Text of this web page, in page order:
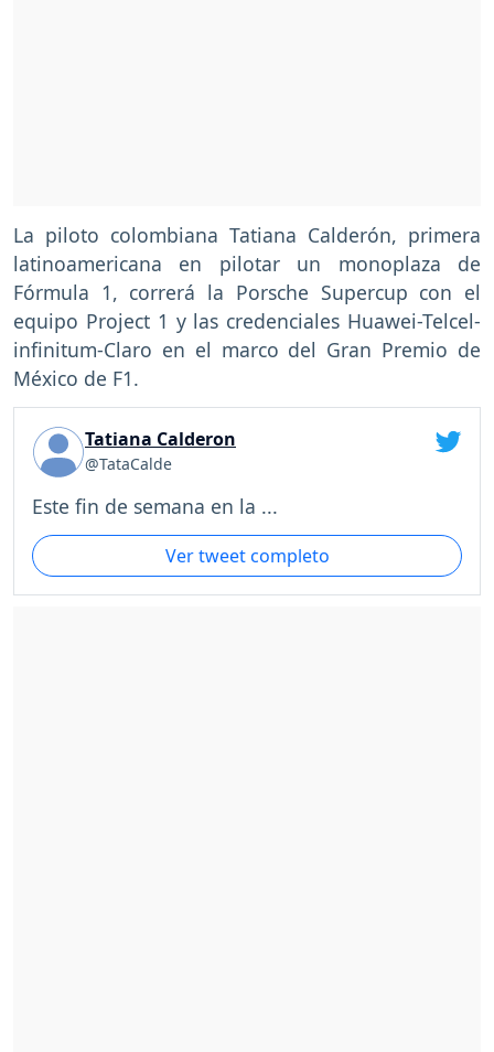
La piloto colombiana Tatiana Calderón, primera
latinoamericana en pilotar un monoplaza de
Fórmula 1, correrá la Porsche Supercup con el
equipo Project 1 y las credenciales Huawei-Telcel-
infinitum-Claro en el marco del Gran Premio de
México de F1.
Tatiana Calderon
@TataCalde
Este fin de semana en la ...
Ver tweet completo